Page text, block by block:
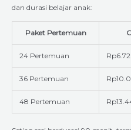
dan durasi belajar anak:
Paket Pertemuan
24 Pertemuan
36 Pertemuan
48 Pertemuan